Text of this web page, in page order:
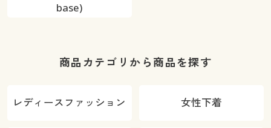
base)
商品カテゴリから商品を探す
レディースファッション 女性下着